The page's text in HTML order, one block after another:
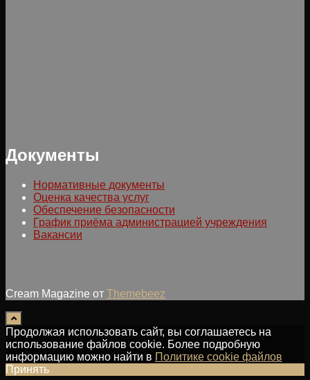
Документы
Нормативные документы
Оценка качества услуг
Обеспечение безопасности
График приёма администрацией учреждения
Вакансии
Cream Magazine от Themebeez
Продолжая использовать сайт, вы соглашаетесь на
использование файлов cookie. Более подробную
информацию можно найти в Политике cookie файлов
Принять